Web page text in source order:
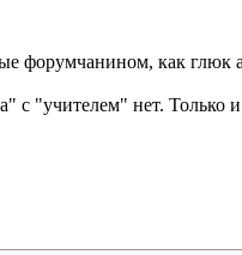
форумчанином, как
с "учителем" нет. Только и